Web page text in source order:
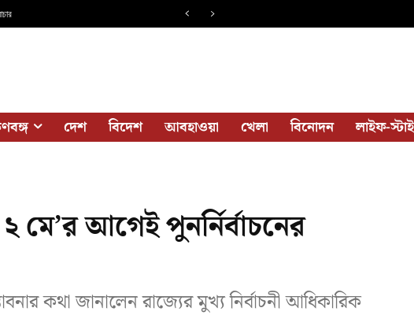
দেশ বিদেশ আবহাওয়া খেলা বিনোদন লাইফ-
আগেই পুনর্নির্বাচনের
কথা জানালেন রাজ্যের মুখ্য নির্বাচনী আধিকারিক